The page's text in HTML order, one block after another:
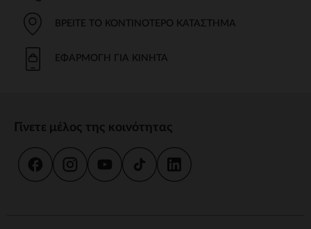
ΒΡΕΊΤΕ ΤΟ ΚΟΝΤΙΝΌΤΕΡΟ ΚΑΤΆΣΤΗΜΑ
ΕΦΑΡΜΟΓΉ ΓΙΑ ΚΙΝΗΤΆ
Γίνετε μέλος της κοινότητας